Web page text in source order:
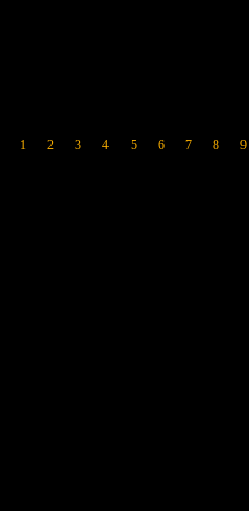
1 2 3 4 5 6 7 8 9